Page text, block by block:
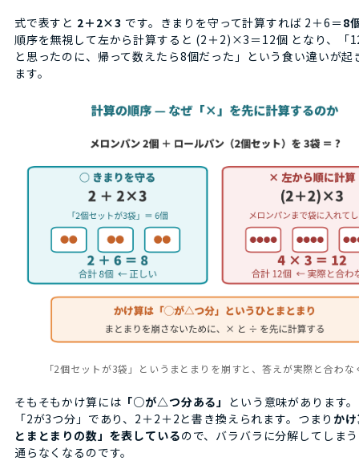
式で表すと 2＋2×3 です。きまりを守って計算すれば 2＋6＝ 8
順序を無視して左から計算すると (2＋2)×3＝12個 となり、「
と思ったのに、帰って数えたら8個だった」という食い違いが起
ます。
「2個セットが3袋」というまとまりを崩すと、答えが実際と合わな
そもそもかけ算には 「○が△つ分ある」 という意味があります
「2が3つ分」であり、2＋2＋2と書き換えられます。つまり か
とまとまりの数」を表しているので、バラバラに分解してしま
通らなくなるのです。